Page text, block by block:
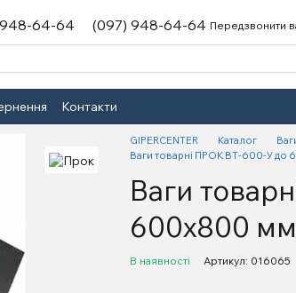
64-64 (097) 948-64-64 Передзвонити
Контакти
GIPERCENTER Каталог
Ваги товарні ПРОК ВТ-600-У до
Ваги
600х800
В наявності Артикул: 016065